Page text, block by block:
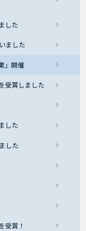
した
ました
」開催
受賞しました
した
した
受賞！